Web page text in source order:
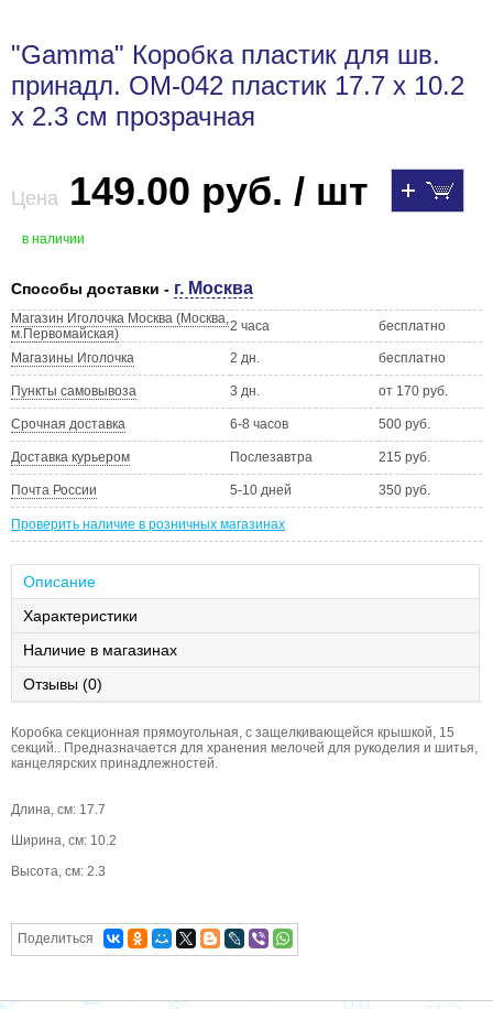
"Gamma" Коробка пластик для шв.
принадл. OM-042 пластик 17.7 x 10.2
x 2.3 см прозрачная
Цена 149.00 руб. / шт
в наличии
Способы доставки - г. Москва
Магазин Иголочка Москва (Москва,
м.Первомайская)
2 часа бесплатно
Магазины Иголочка 2 дн. бесплатно
Пункты самовывоза 3 дн. от 170 руб.
Срочная доставка 6-8 часов 500 руб.
Доставка курьером Послезавтра 215 руб.
Почта России 5-10 дней 350 руб.
Проверить наличие в розничных магазинах
Описание
Характеристики
Наличие в магазинах
Отзывы (0)
Коробка секционная прямоугольная, с защелкивающейся крышкой, 15
секций.. Предназначается для хранения мелочей для рукоделия и шитья,
канцелярских принадлежностей.
Длина, см: 17.7
Ширина, см: 10.2
Высота, см: 2.3
Поделиться